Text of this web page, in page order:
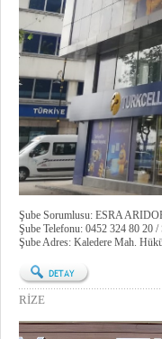
Şube Sorumlusu: ESRA
Şube Telefonu: 0452 324 80 20 /
Şube Adres: Kaledere Mah.
RİZE